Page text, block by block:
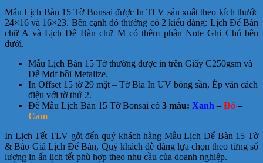
Mẫu Lịch Bàn 15 Tờ Bonsai được In TLV sản xuất theo kích thước
24×16 và 16×23. Bên cạnh đó thường có 2 kiểu dáng: Lịch Để Bàn
chữ A và Lịch Để Bàn chữ M có thêm phần Note Ghi Chú bên
dưới.
Mẫu Lịch Bàn 15 Tờ thường được in trên Giấy C250gsm và
Đế Mdf bồi Metalize.
In Offset 15 tờ 29 mặt – Tờ Bìa In UV bóng sần, Ép vân cách
điệu với tờ thứ 2.
Đế Mẫu Lịch Bàn 15 Tờ Bonsai có 3 màu: Xanh – Đỏ –
Cam
In Lịch Tết TLV gởi đến quý khách hàng Mẫu Lịch Để Bàn 15 Tờ
& Báo Giá Lịch Để Bàn, Quý khách dễ dàng lựa chọn theo từng số
lượng in ấn lịch tết phù hợp theo nhu cầu của doanh nghiệp.